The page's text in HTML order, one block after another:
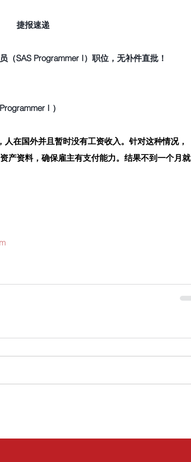
捷报速递
（SAS Programmer I）职位，无补件直批！
I ）
在国外并且暂时没有工资收入。针对这种情况，
产资料，确保雇主有支付能力。结果不到一个月就